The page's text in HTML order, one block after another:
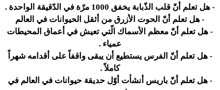
- هل تعلم أنّ قلب الذّبابة يخفق 1000 مرّة في الدّقيقة الواحدة .
- هل تعلم أنّ الحوت الأزرق من أثقل الحيوانات في العالم
- هل تعلم أنّ معظم الأسماك الّتي تعيش في أعماق المحيطات
عمياء .
-هل تعلم أنّ الفرس يستطيع أن يبقى واقفاً على أقدامه شهراً
كاملاً .
-هل تعلم أنّ باريس أنشأت أوّل حديقة حيوانات في العالم في